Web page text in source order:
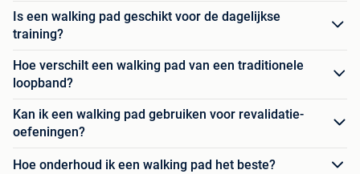
Is een walking pad geschikt voor de dagelijkse
training?
Hoe verschilt een walking pad van een traditionele
loopband?
Kan ik een walking pad gebruiken voor revalidatie-
oefeningen?
Hoe onderhoud ik een walking pad het beste?